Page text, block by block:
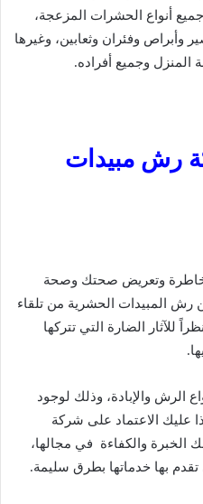
أنواع الحشرات المزعجة،
وفئران وثعابين، وغيرها
المنزل وجميع أفراده.
رش مبيدات
وتعريض صحتك وصحة
المبيدات الحشرية من تلقاء
للآثار الضارة التي تتركها
الرش والإبادة، وذلك لوجود
عليك الاعتماد على شركة
الخبرة والكفاءة في مجالها،
تقدم بها خدماتها بطرق سليمة.